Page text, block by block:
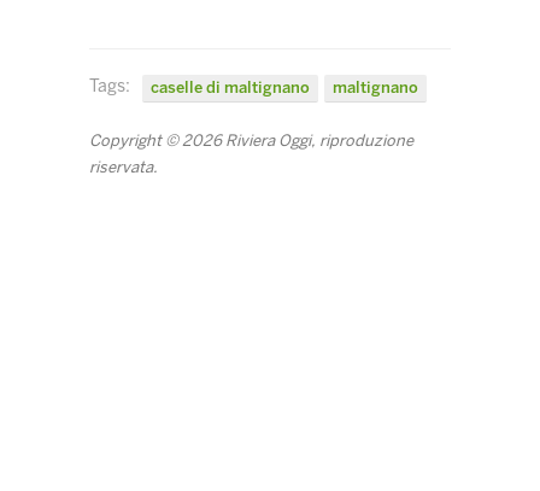
Tags: caselle di maltignano maltignano
Copyright © 2026 Riviera Oggi, riproduzione
riservata.